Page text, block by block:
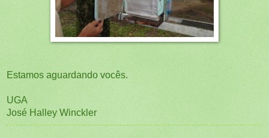
Estamos aguardando vocês.
UGA
José Halley Winckler